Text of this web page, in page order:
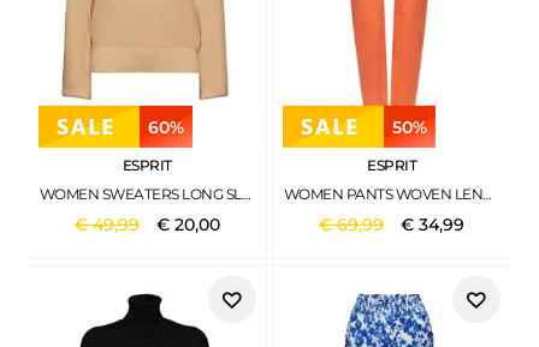
60%
ESPRIT
WOMEN SWEATERS LONG SLEEVE CREAM BEIGE
€49,99 € 20,00
50%
ESPRIT
WOMEN PANTS WOVEN LENGTH SERVICE ORANGE RED
€69,99 €34,99